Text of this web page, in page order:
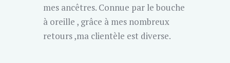
mes ancêtres. Connue par le bouche
à oreille , grâce à mes nombreux
retours ,ma clientèle est diverse.